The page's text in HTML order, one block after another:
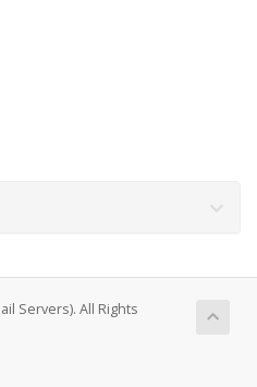
Servers). All Rights